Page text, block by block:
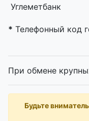
Углеметбанк
* Телефонный код
При обмене
Будьте